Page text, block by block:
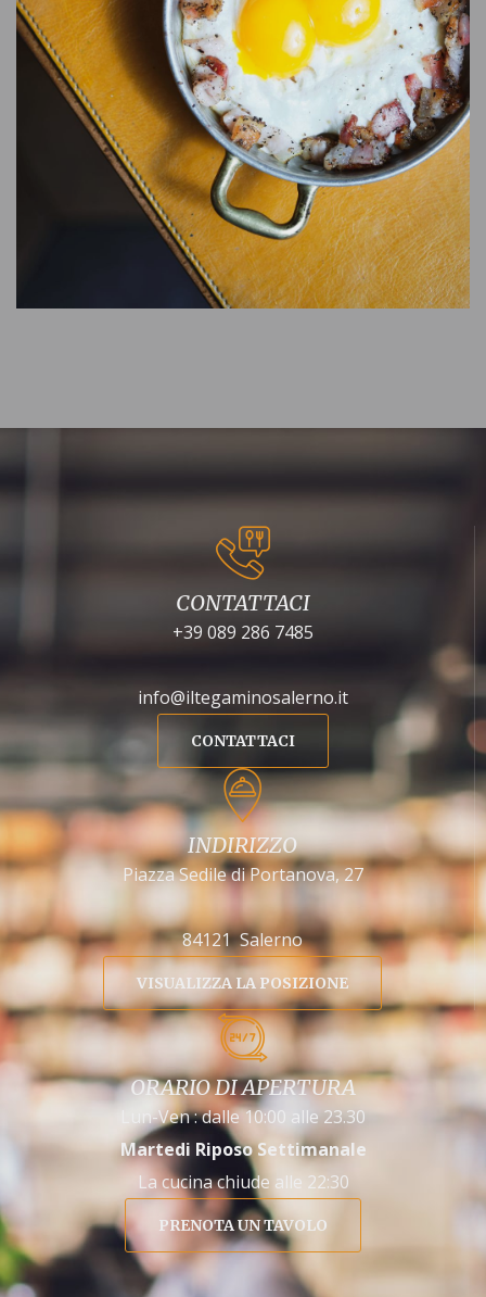
CONTATTACI
+39 089 286 7485
info@iltegaminosalerno.it
CONTATTACI
INDIRIZZO
Piazza Sedile di Portanova, 27
84121 Salerno
VISUALIZZA LA POSIZIONE
ORARIO DI APERTURA
Lun-Ven : dalle 10:00 alle 23.30
Martedi Riposo Settimanale
La cucina chiude alle 22:30
PRENOTA UN TAVOLO